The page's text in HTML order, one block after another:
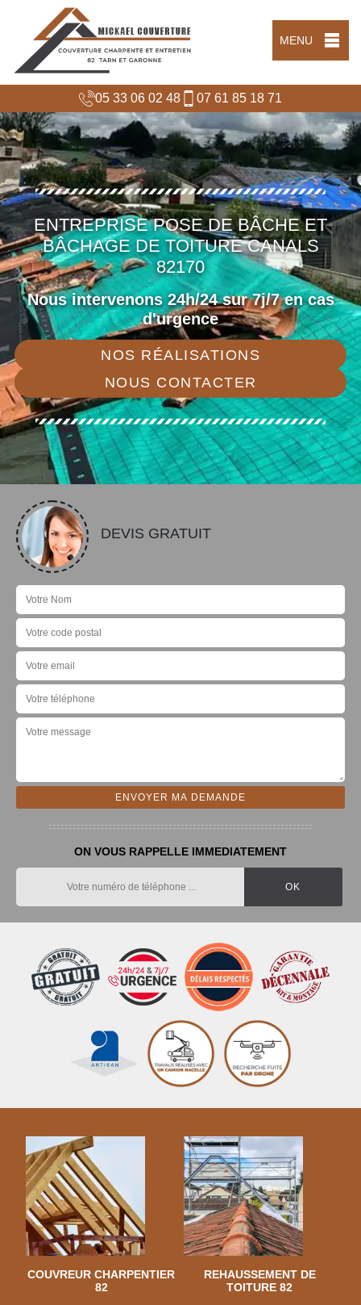
MENU
05 33 06 02 48 07 61 85 18 71
ENTREPRISE POSE DE BÂCHE ET
BÂCHAGE DE TOITURE CANALS
82170
Nous intervenons 24h/24 sur 7j/7 en cas
d'urgence
NOS RÉALISATIONS
NOUS CONTACTER
DEVIS GRATUIT
ON VOUS RAPPELLE IMMEDIATEMENT
COUVREUR CHARPENTIER
82
REHAUSSEMENT DE
TOITURE 82